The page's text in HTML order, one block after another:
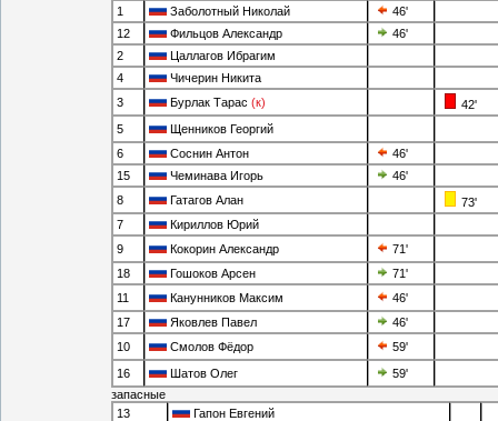
1
Заболотный Николай
46'
12
Фильцов Александр
46'
2
Цаллагов Ибрагим
4
Чичерин Никита
3
Бурлак Тарас (к)
42'
5
Щенников Георгий
6
Соснин Антон
46'
15
Чеминава Игорь
46'
8
Гатагов Алан
73'
7
Кириллов Юрий
9
Кокорин Александр
71'
18
Гошоков Арсен
71'
11
Канунников Максим
46'
17
Яковлев Павел
46'
10
Смолов Фёдор
59'
16
Шатов Олег
59'
запасные
13
Гапон Евгений